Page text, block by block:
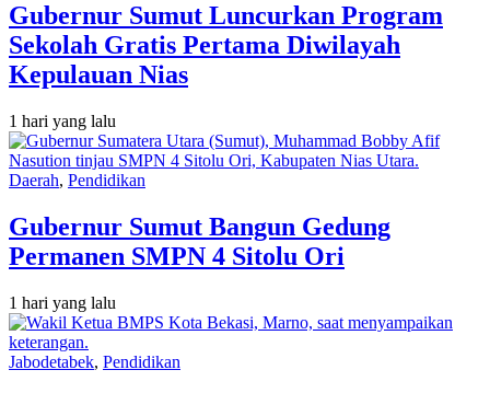
Gubernur Sumut Luncurkan Program
Sekolah Gratis Pertama Diwilayah
Kepulauan Nias
1 hari yang lalu
Daerah, Pendidikan
Gubernur Sumut Bangun Gedung
Permanen SMPN 4 Sitolu Ori
1 hari yang lalu
Jabodetabek, Pendidikan